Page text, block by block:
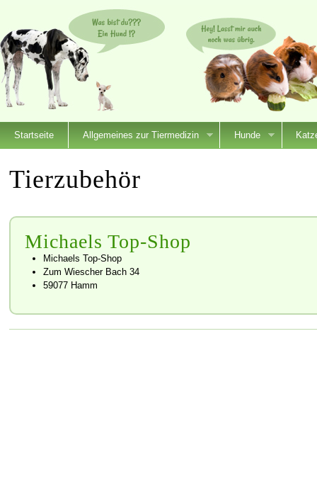
Startseite Allgemeines zur Tiermedizin Hunde
Tierzubehör
Michaels Top-Shop
Michaels Top-Shop
Zum Wiescher Bach 34
59077 Hamm